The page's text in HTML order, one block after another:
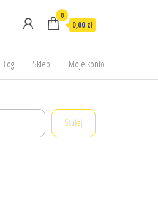
0
0,00 zł
Blog Sklep Moje konto
Szukaj